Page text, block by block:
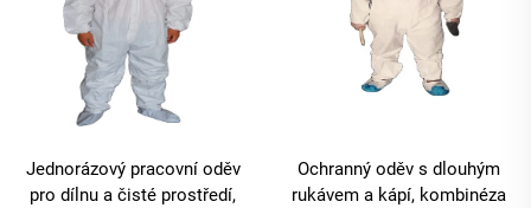
Jednorázový pracovní oděv
pro dílnu a čisté prostředí,
Ochranný oděv s dlouhým
rukávem a kápí, kombinéza